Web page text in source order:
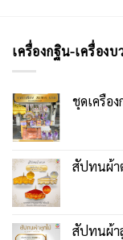
เครื่องกฐิน-เครื่องบ
ชุดเครื่อ
สัปทนผ้า
สัปทนผ้า